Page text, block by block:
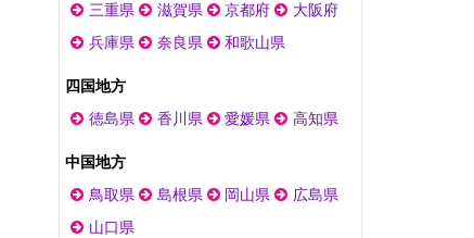
三重県
滋賀県 京都府
大阪府
兵庫県
奈良県 和歌山県
四国地方
徳島県
香川県 愛媛県 高知県
中国地方
鳥取県
島根県 岡山県
広島県
山口県